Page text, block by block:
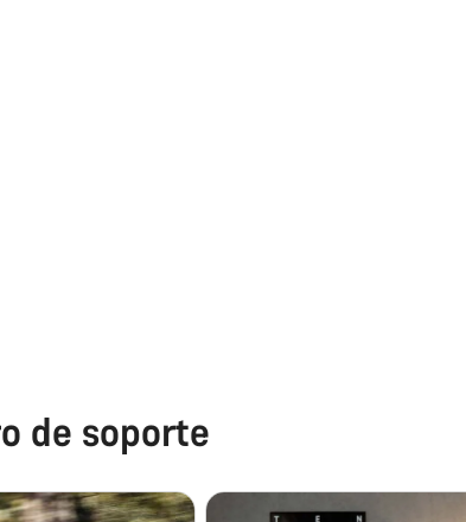
de soporte